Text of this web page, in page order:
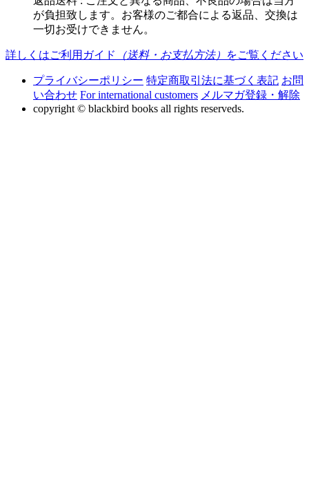
が負担致します。お客様のご都合による返品、交換は
一切お受けできません。
詳しくはご利用ガイド （送料・お支払方法） をご覧ください
プライバシーポリシー 特定商取引法に基づく表記 お問
い合わせ For international customers メルマガ登録・解除
copyright © blackbird books all rights reserveds.